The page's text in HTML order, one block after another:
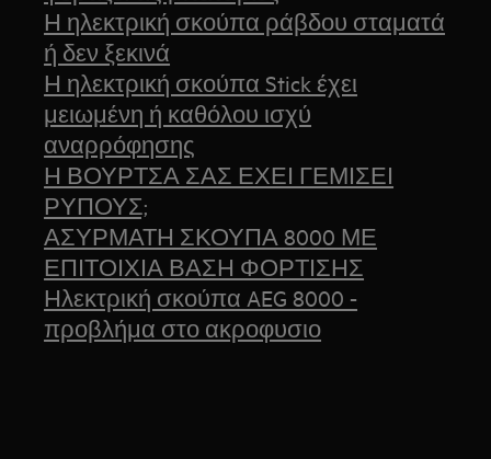
Η ηλεκτρική σκούπα ράβδου σταματά
ή δεν ξεκινά
Η ηλεκτρική σκούπα Stick έχει
μειωμένη ή καθόλου ισχύ
αναρρόφησης
Η ΒΟΥΡΤΣΑ ΣΑΣ ΕΧΕΙ ΓΕΜΙΣΕΙ
ΡΥΠΟΥΣ;
ΑΣΥΡΜΑΤΗ ΣΚΟΥΠΑ 8000 ΜΕ
ΕΠΙΤΟΙΧΙΑ ΒΑΣΗ ΦΟΡΤΙΣΗΣ
Ηλεκτρική σκούπα AEG 8000 -
προβλήμα στο ακροφυσιο